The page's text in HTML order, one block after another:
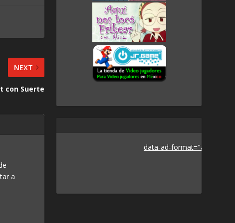
NEXT
con Suerte
a
data-ad-format="auto">